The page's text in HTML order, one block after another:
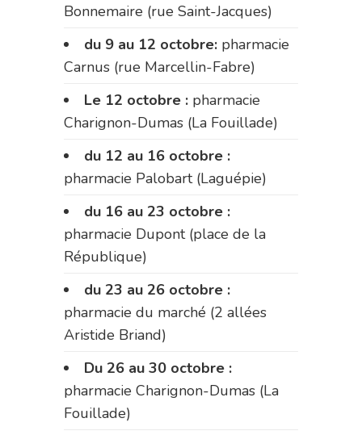
Bonnemaire (rue Saint-Jacques)
du 9 au 12 octobre: pharmacie
Carnus (rue Marcellin-Fabre)
Le 12 octobre : pharmacie
Charignon-Dumas (La Fouillade)
du 12 au 16 octobre :
pharmacie Palobart (Laguépie)
du 16 au 23 octobre :
pharmacie Dupont (place de la
République)
du 23 au 26 octobre :
pharmacie du marché (2 allées
Aristide Briand)
Du 26 au 30 octobre :
pharmacie Charignon-Dumas (La
Fouillade)